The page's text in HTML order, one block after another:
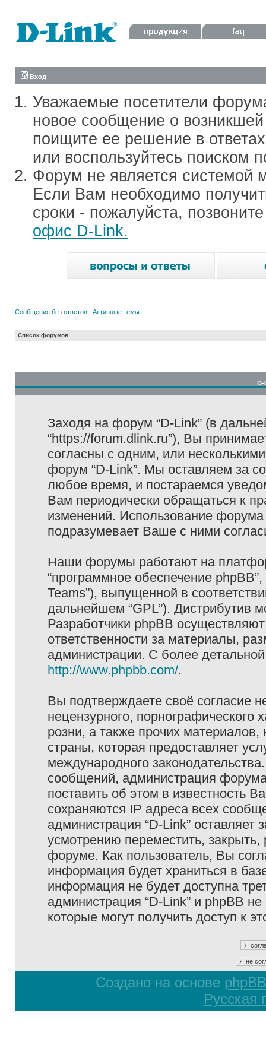
Вход
Уважаемые посетители
новое сообщение о
поищите ее решение в
или воспользуйтесь поиском
Форум не является системой
Если Вам необходимо
сроки - пожалуйста,
офис D-Link.
Сообщения без ответов | Активные темы
Список форумов
D-
Заходя на форум “D-Link” (в
“https://forum.dlink.ru”), Вы
согласны с одним, или
форум “D-Link”. Мы оставляем за
любое время, и постараемся
Вам периодически обращаться к
изменений. Использование
подразумевает Ваше с ними
Наши форумы работают на
“программное обеспечение
Teams”), выпущенной в
дальнейшем “GPL”). Дистрибутив
Разработчики phpBB
ответственности за материалы,
администрации. С более
http://www.phpbb.com/.
Вы подтверждаете своё согласие
нецензурного, порнографического
розни, а также прочих
страны, которая предоставляет
международного
сообщений, администрация
поставить об этом в известность
сохраняются IP адреса всех
администрация “D-Link”
усмотрению переместить,
форуме. Как пользователь, Вы
информация будет храниться в
информация не будет доступна
администрация “D-Link” и phpBB
которые могут получить доступ к
Создано на основе phpBB
Русская